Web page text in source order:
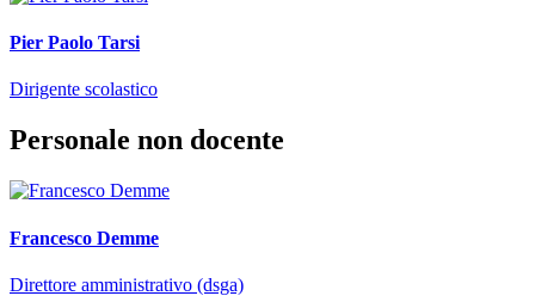
Pier Paolo Tarsi
Dirigente scolastico
Personale non docente
Francesco Demme
Direttore amministrativo (dsga)